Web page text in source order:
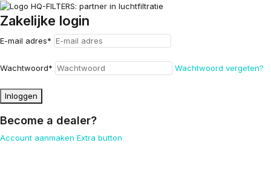
Zakelijke login
E-mail adres*
Wachtwoord* Wachtwoord vergeten?
Inloggen
Become a dealer?
Account aanmaken Extra button